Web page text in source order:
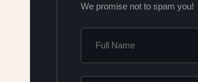
We promise not to spam you!